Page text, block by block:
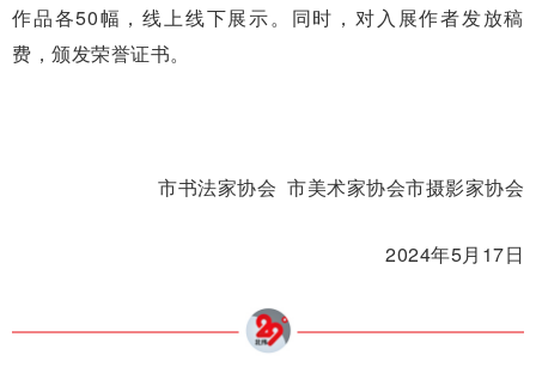
作品各50幅，线上线下展示。同时，对入展作者发放稿
费，颁发荣誉证书。
市书法家协会 市美术家协会市摄影家协会
2024年5月17日